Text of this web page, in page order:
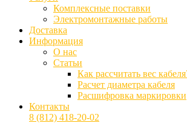
Комплексные поставки
Электромонтажные работы
Доставка
Информация
О нас
Статьи
Как рассчитать вес
Расчет диаметра кабеля
Расшифровка маркировки
Контакты
8 (812) 418-20-02